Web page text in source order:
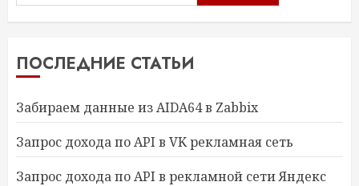
ПОСЛЕДНИЕ СТАТЬИ
Забираем данные из AIDA64 в Zabbix
Запрос дохода по API в VK рекламная сеть
Запрос дохода по API в рекламной сети Яндекс